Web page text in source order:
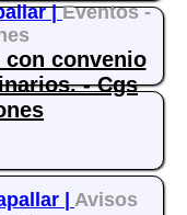
|Eventos -
convenio
- Cgs
| Avisos